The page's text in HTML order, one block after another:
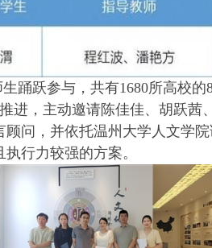
踊跃参与，共有1680所高校的
进，主动邀请陈佳佳、胡跃茜
问，并依托温州大学人文学
行力较强的方案。